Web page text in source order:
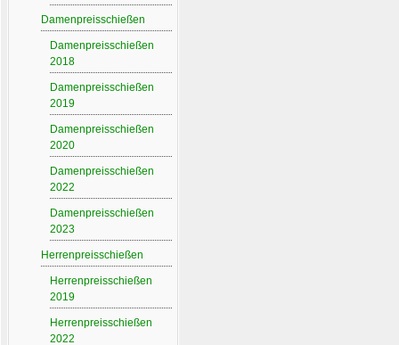
Damenpreisschießen
Damenpreisschießen
2018
Damenpreisschießen
2019
Damenpreisschießen
2020
Damenpreisschießen
2022
Damenpreisschießen
2023
Herrenpreisschießen
Herrenpreisschießen
2019
Herrenpreisschießen
2022